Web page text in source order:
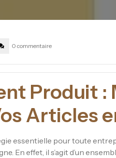
0 commentaire
Produit :
Articles
essentielle pour toute
En effet, il s’agit d’un